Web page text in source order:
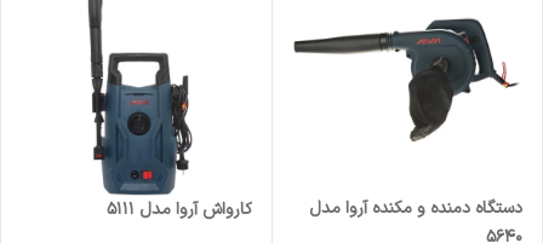
دستگاه دمنده و مکنده آروا مدل
5640
کارواش آروا مدل 5111